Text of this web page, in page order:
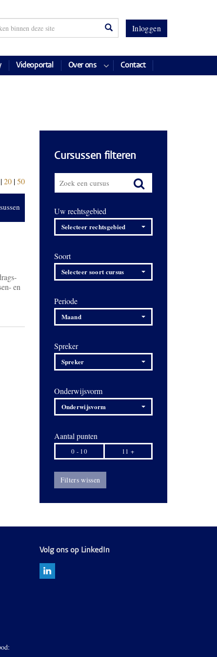
Inloggen
Videoportal Over ons Contact
20|50
en
Cursussen filteren
Uw rechtsgebied
Selecteer rechtsgebied
Soort
Selecteer soort cursus
Periode
Maand
Spreker
Spreker
Onderwijsvorm
Onderwijsvorm
Aantal punten
0 - 10 11 +
Filters wissen
Volg ons op LinkedIn